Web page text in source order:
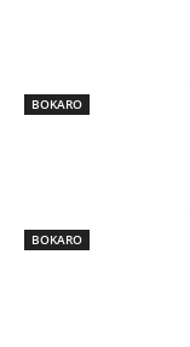
BOKARO
BOKARO